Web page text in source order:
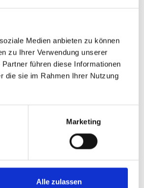
Medien anbieten zu können
zu Ihrer Verwendung unserer
führen diese Informationen
die sie im Rahmen Ihrer Nutzung
Marketing
Alle zulassen